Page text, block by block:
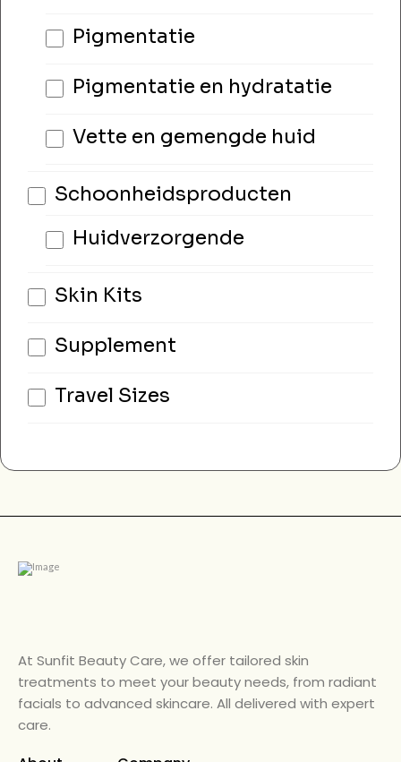
Pigmentatie
Pigmentatie en hydratatie
Vette en gemengde huid
Schoonheidsproducten
Huidverzorgende
Skin Kits
Supplement
Travel Sizes
At Sunfit Beauty Care, we offer tailored skin
treatments to meet your beauty needs, from radiant
facials to advanced skincare. All delivered with expert
care.